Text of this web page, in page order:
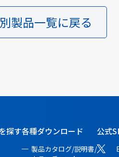
製品一覧に戻る
探す各種ダウンロード
製品カタログ/説明書/
公式